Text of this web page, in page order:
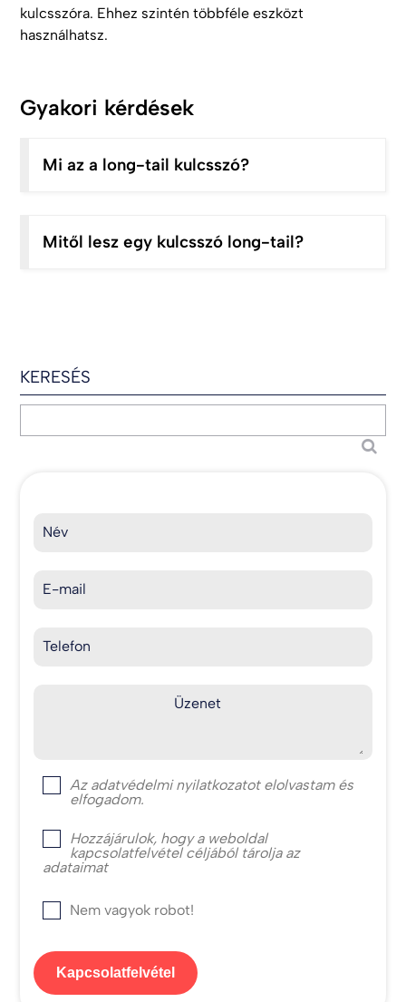
kulcsszóra. Ehhez szintén többféle eszközt
használhatsz.
Gyakori kérdések
Mi az a long-tail kulcsszó?
Mitől lesz egy kulcsszó long-tail?
KERESÉS
Név
E-mail
Telefon
Üzenet
Az adatvédelmi nyilatkozatot elolvastam és
elfogadom.
Hozzájárulok, hogy a weboldal
kapcsolatfelvétel céljából tárolja az
adataimat
Nem vagyok robot!
Kapcsolatfelvétel